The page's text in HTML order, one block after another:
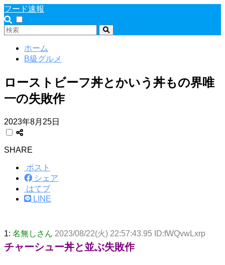
フード速報
ホーム
B級グルメ
ローストビーフ丼とかいう丼もの界唯
一の失敗作
2023年8月25日
SHARE
ポスト
シェア
はてブ
LINE
1: 名無しさん 2023/08/22(火) 22:57:43.95 ID:fWQvwLxrp
チャーシュー丼と並ぶ失敗作